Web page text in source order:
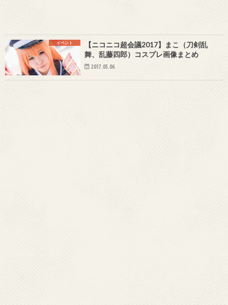
イベント
【ニコニコ超会議2017】まこ（刀剣乱
舞、乱藤四郎）コスプレ画像まとめ
2017.05.06